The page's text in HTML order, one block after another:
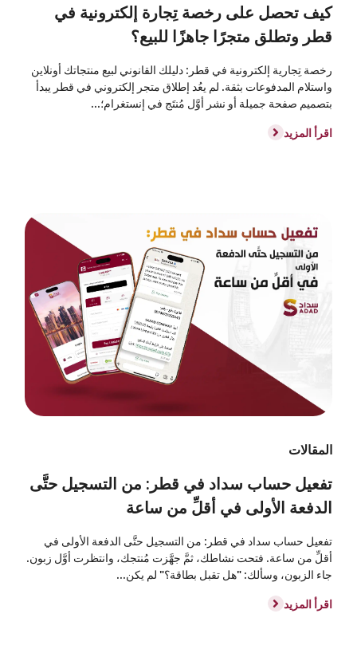
كيف تحصل على رخصة تِجارة إلكترونية في
قطر وتطلق متجرًا جاهزًا للبيع؟
رخصة تِجارية إلكترونية في قطر: دليلك القانوني لبيع منتجاتك أونلاين
واستلام المدفوعات بثقة. لم يعُد إطلاق متجر إلكتروني في قطر يبدأ
بتصميم صفحة جميلة أو نشر أوَّل مُنتَج في إنستغرام؛...
اقرأ المزيد
المقالات
تفعيل حساب سداد في قطر: من التسجيل حتَّى
الدفعة الأولى في أقلِّ من ساعة
تفعيل حساب سداد في قطر: من التسجيل حتَّى الدفعة الأولى في
أقلِّ من ساعة. فتحت نشاطك، ثمَّ جهَّزت مُنتجك، وانتظرت أوَّل زبون.
جاء الزبون، وسألك: "هل تقبل بطاقة؟" لم يكن...
اقرأ المزيد